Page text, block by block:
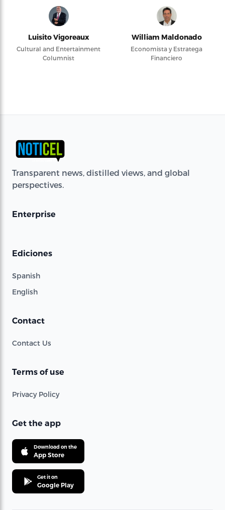
Luisito Vigoreaux
Cultural and Entertainment
Columnist
William Maldonado
Economista y Estratega
Financiero
Transparent news, distilled views, and global
perspectives.
Enterprise
Ediciones
Spanish
English
Contact
Contact Us
Terms of use
Privacy Policy
Get the app
Download on the
App Store
Get it on
Google Play